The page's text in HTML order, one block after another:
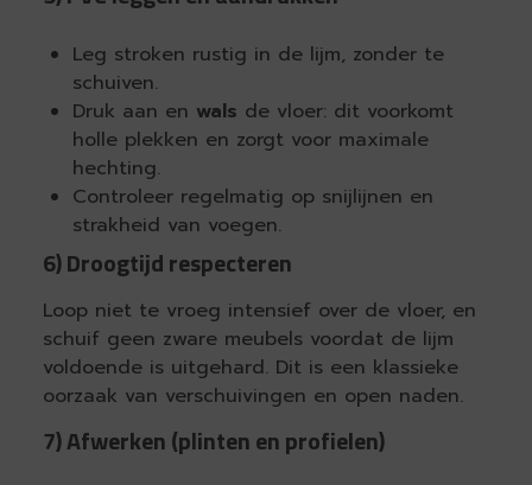
Leg stroken rustig in de lijm, zonder te
schuiven.
Druk aan en wals de vloer: dit voorkomt
holle plekken en zorgt voor maximale
hechting.
Controleer regelmatig op snijlijnen en
strakheid van voegen.
6) Droogtijd respecteren
Loop niet te vroeg intensief over de vloer, en
schuif geen zware meubels voordat de lijm
voldoende is uitgehard. Dit is een klassieke
oorzaak van verschuivingen en open naden.
7) Afwerken (plinten en profielen)